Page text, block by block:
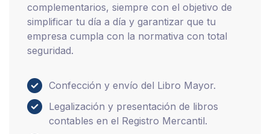
complementarios, siempre con el objetivo de
simplificar tu día a día y garantizar que tu
empresa cumpla con la normativa con total
seguridad.
Confección y envío del Libro Mayor.
Legalización y presentación de libros
contables en el Registro Mercantil.